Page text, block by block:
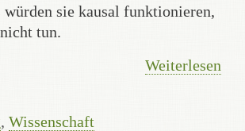
würden sie kausal funktionieren,
tun.
Weiterlesen
, Wissenschaft